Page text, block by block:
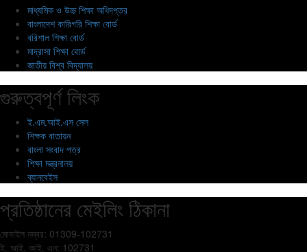
মাধ্যমিক ও উচ্চ শিক্ষা অধিদপ্তর
বাংলাদেশ কারিগরি শিক্ষা বোর্ড
বরিশাল শিক্ষা বোর্ড
মাদ্রাসা শিক্ষা বোর্ড
জাতীয় বিশ্ব বিদ্যালয়
গুরুত্বপূর্ণ লিংক
ই.এম.আই.এস সেল
শিক্ষক বাতায়ন
বাংলা সংবাদ পত্র
শিক্ষা মন্ত্রনালয়
ব্যানবেইস
প্রতিষ্ঠানের মেইলিং ঠিকানা
মোবাইল নম্বর: 01309-102731
ই. আই. আই. এন: 102731